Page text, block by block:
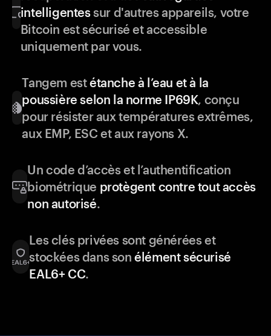
intelligentessur d'autres appareils, votre
Bitcoin est sécurisé et accessible
uniquement par vous.
Tangem estétanche à l’eau et à la
poussière selon la norme IP69K, conçu
pour résister aux températures extrêmes,
aux EMP, ESC et aux rayons X.
Un code d’accès et l’authentification
biométrique protègent contre tout accès
non autorisé.
Les clés privées sont générées et
stockées dans sonélément sécurisé
EAL6+ CC.